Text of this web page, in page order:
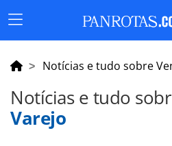
Menu
Principal
Notícias e tudo sobre
Notícias e tudo
Varejo